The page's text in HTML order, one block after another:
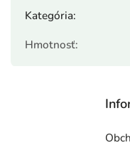
Kategória:
Hmotnosť: